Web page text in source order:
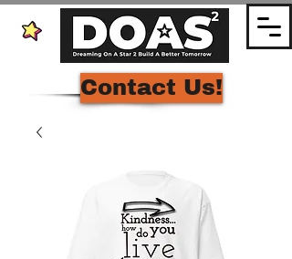
Contact Us!